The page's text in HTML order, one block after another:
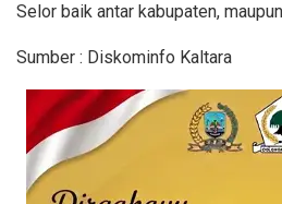
Selor baik antar kabupaten,
Sumber : Diskominfo Kaltara